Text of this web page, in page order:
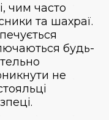
чим часто
та шахраї.
будь-
не